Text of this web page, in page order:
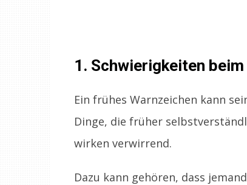
1. Schwierigkeiten
Ein frühes Warnzeichen kann
Dinge, die früher
wirken verwirrend.
Dazu kann gehören, dass